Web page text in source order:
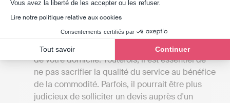
Vous avez la liberté de les accepter ou les refuser.
Lire notre politique relative aux cookies
Consentements certifiés par
Tout savoir Continuer
les rendez-vous en présentiel avec votre expert-
comptable, il serait avantageux que le cabinet
soit situé à proximité de votre lieu de travail ou
de votre domicile. Toutefois, il est essentiel de
ne pas sacrifier la qualité du service au bénéfice
de la commodité. Parfois, il pourrait être plus
judicieux de solliciter un devis auprès d'un